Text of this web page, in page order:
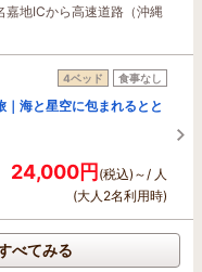
地ICから高速道路（沖縄
4ベッド 食事なし
｜海と星空に包まれるとと
24,000円(税込)～/ 人
(大人2名利用時)
べてみる